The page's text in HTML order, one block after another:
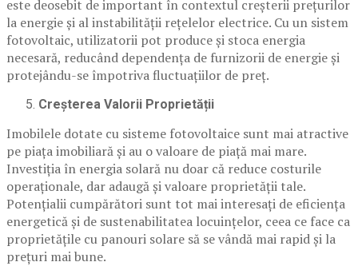
este deosebit de important în contextul creșterii prețurilor
la energie și al instabilității rețelelor electrice. Cu un sistem
fotovoltaic, utilizatorii pot produce și stoca energia
necesară, reducând dependența de furnizorii de energie și
protejându-se împotriva fluctuațiilor de preț.
Creșterea Valorii Proprietății
Imobilele dotate cu sisteme fotovoltaice sunt mai atractive
pe piața imobiliară și au o valoare de piață mai mare.
Investiția în energia solară nu doar că reduce costurile
operaționale, dar adaugă și valoare proprietății tale.
Potențialii cumpărători sunt tot mai interesați de eficiența
energetică și de sustenabilitatea locuințelor, ceea ce face ca
proprietățile cu panouri solare să se vândă mai rapid și la
prețuri mai bune.